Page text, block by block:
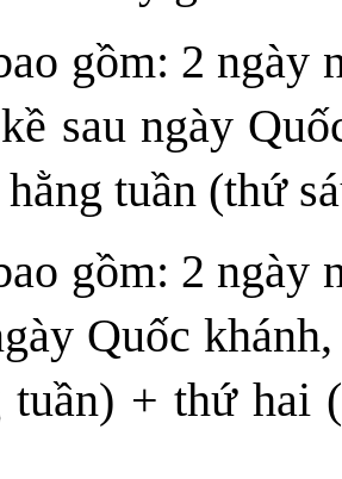
gồm: 2 ngày
sau ngày
tuần (thứ
gồm: 2 ngày
Quốc
tuần) + thứ hai